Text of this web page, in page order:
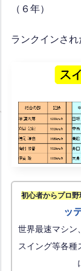
（６年）
ランクインされ
初心者からプロ
ッ
世界最速マシン
スイング等各種